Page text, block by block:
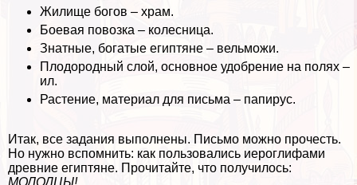
Жилище богов – храм.
Боевая повозка – колесница.
Знатные, богатые египтяне – вельможи.
Плодородный слой, основное удобрение на полях –
ил.
Растение, материал для письма – папирус.
Итак, все задания выполнены. Письмо можно прочесть.
Но нужно вспомнить: как пользовались иероглифами
древние египтяне. Прочитайте, что получилось: